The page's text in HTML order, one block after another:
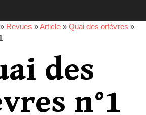
» Revues »Article » Quai des orfèvres »
des
n°1